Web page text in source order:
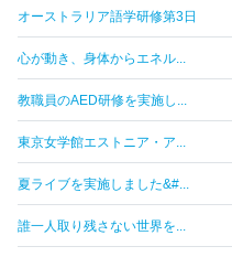
オーストラリア語学研修第3日
心が動き、身体からエネル...
教職員のAED研修を実施し...
東京女学館エストニア・ア...
夏ライブを実施しました&#...
誰一人取り残さない世界を...